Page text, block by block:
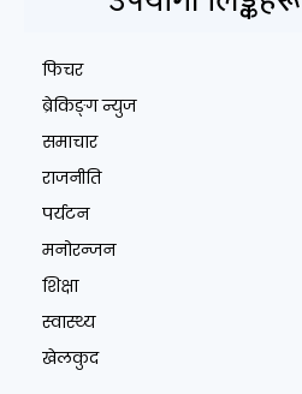
फिचर
ब्रेकिङ्ग न्युज
समाचार
राजनीति
पर्यटन
मनोरन्जन
शिक्षा
स्वास्थ्य
खेलकुद